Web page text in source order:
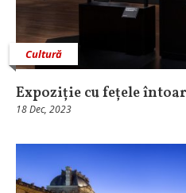
Cultură
Expoziție cu fețele
18 Dec, 2023